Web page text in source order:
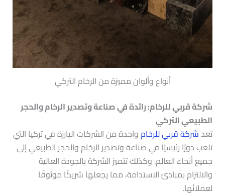
أنواع وألوان مميزة من الرخام التركي
شركة قربي للرخام: رائدة في صناعة وتصدير الرخام والحجر
الطبيعي التركي
تعدشركة قربي للرخامواحدة من الشركات البارزة في تركيا التي
تلعب دورًا رئيسيًا في صناعة وتصدير الرخام والحجر الطبيعي إلى
جميع أنحاء العالم. وكذلك تتميز الشركة بالجودة العالية
والالتزام بمبادئ الاستدامة، مما يجعلها شريكًا موثوقًا
لعملائها.